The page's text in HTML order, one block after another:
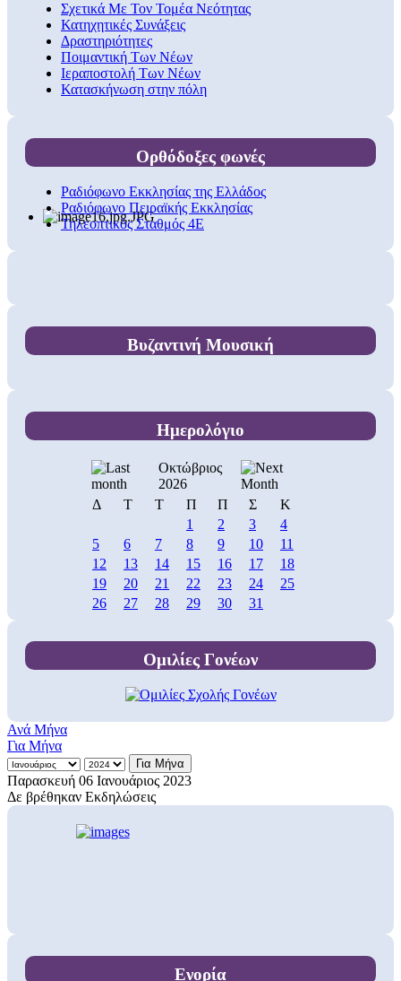
Σχετικά Με Τον Τομέα Νεότητας
Κατηχητικές Συνάξεις
Δραστηριότητες
Ποιμαντική Των Νέων
Ιεραποστολή Των Νέων
Κατασκήνωση στην πόλη
Ορθόδοξες φωνές
Ραδιόφωνο Εκκλησίας της Ελλάδος
Ραδιόφωνο Πειραϊκής Εκκλησίας
Τηλεοπτικός Σταθμός 4Ε
Βυζαντινή Μουσική
Ημερολόγιο
Οκτώβριος
2026
Δ
Τ Τ Π Π Σ
Κ
1
2 3
4
5
6 7 8 9 10
11
12
13 14 15 16 17
18
19
20 21 22 23 24
25
26
27 28 29 30 31
Ομιλίες Γονέων
Ανά Μήνα
Για Μήνα
Για Μήνα
Παρασκευή 06 Ιανουάριος 2023
Δε βρέθηκαν Εκδηλώσεις
Ενορία